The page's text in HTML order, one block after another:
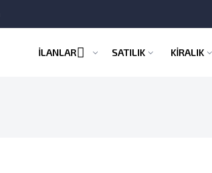
İLANLAR SATILIK KİRALIK